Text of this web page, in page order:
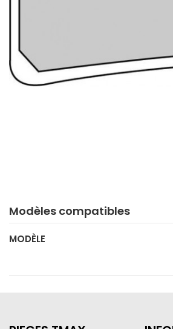
Modèles compatibles
MODÈLE